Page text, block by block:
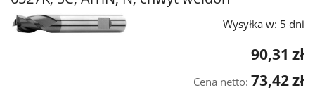
Wysyłka w: 5 dni
90,31 zł
Cena netto: 73,42 zł